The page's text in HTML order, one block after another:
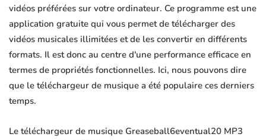
vidéos préférées sur votre ordinateur. Ce programme est une
application gratuite qui vous permet de télécharger des
vidéos musicales illimitées et de les convertir en différents
formats. Il est donc au centre d'une performance efficace en
termes de propriétés fonctionnelles. Ici, nous pouvons dire
que le téléchargeur de musique a été populaire ces derniers
temps.
Le téléchargeur de musique Greaseball6eventual20 MP3